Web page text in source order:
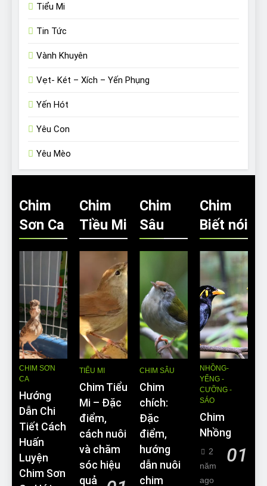
Tiểu Mi
Tin Tức
Vành Khuyên
Vẹt- Két – Xích – Yến Phụng
Yến Hót
Yêu Con
Yêu Mèo
Chim
Sơn Ca
CHIM SƠN
CA
Hướng
Dẫn Chi
Tiết Cách
Huấn
Luyện
Chim Sơn
Chim
Tiều Mi
TIỂU MI
Chim Tiểu
Mi – Đặc
điểm,
cách nuôi
và chăm
sóc hiệu
quả
Chim
Sâu
CHIM SÂU
Chim
chích:
Đặc
điểm,
hướng
dẫn nuôi
chim
Chim
Biết nói
NHỒNG-
YỂNG -
CƯỠNG -
SÁO
Chim
Nhồng
01
2
năm
ago